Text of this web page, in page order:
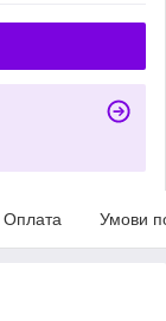
Оплата Умови